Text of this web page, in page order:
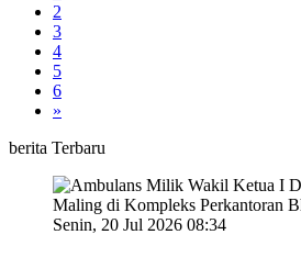
2
3
4
5
6
»
berita Terbaru
Senin, 20 Jul 2026 08:34